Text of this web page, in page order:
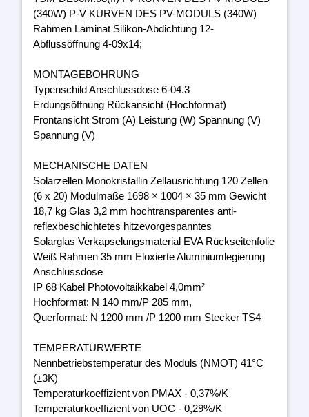
(340W) P-V KURVEN DES PV-MODULS (340W)
Rahmen Laminat Silikon-Abdichtung 12-
Abflussöffnung 4-09x14;
MONTAGEBOHRUNG
Typenschild Anschlussdose 6-04.3
Erdungsöffnung Rückansicht (Hochformat)
Frontansicht Strom (A) Leistung (W) Spannung (V)
Spannung (V)
MECHANISCHE DATEN
Solarzellen Monokristallin Zellausrichtung 120 Zellen
(6 x 20) Modulmaße 1698 × 1004 × 35 mm Gewicht
18,7 kg Glas 3,2 mm hochtransparentes anti-
reflexbeschichtetes hitzevorgespanntes
Solarglas Verkapselungsmaterial EVA Rückseitenfolie
Weiß Rahmen 35 mm Eloxierte Aluminiumlegierung
Anschlussdose
IP 68 Kabel Photovoltaikkabel 4,0mm²
Hochformat: N 140 mm/P 285 mm,
Querformat: N 1200 mm /P 1200 mm Stecker TS4
TEMPERATURWERTE
Nennbetriebstemperatur des Moduls (NMOT) 41°C
(±3K)
Temperaturkoeffizient von PMAX - 0,37%/K
Temperaturkoeffizient von UOC - 0,29%/K